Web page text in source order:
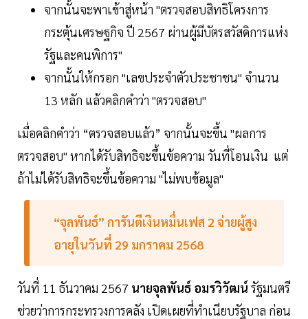
จากนั้นจะพาเข้าสู่หน้า "ตรวจสอบสิทธิโครงการ
กระตุ้นเศรษฐกิจ ปี 2567 ผ่านผู้มีบัตรสวัสดิการแห่ง
รัฐและคนพิการ"
จากนั้นให้กรอก "เลขประจำตัวประชาชน" จำนวน
13 หลัก แล้วคลิกคำว่า "ตรวจสอบ"
เมื่อคลิกคำว่า “ตรวจสอบแล้ว” จากนั้นจะขึ้น "ผลการ
ตรวจสอบ" หากได้รับสิทธิจะขึ้นข้อความ วันที่โอนเงิน แต่
ถ้าไม่ได้รับสิทธิจะขึ้นข้อความ "ไม่พบข้อมูล"
“จุลพันธ์” การันตีเงินหมื่นเฟส 2 จ่ายผู้สูง
อายุในวันที่ 29 มกราคม 2568
วันที่ 11 ธันวาคม 2567 นายจุลพันธ์ อมรวิวัฒน์ รัฐมนตรี
ช่วยว่าการกระทรวงการคลัง เปิดเผยที่ทำเนียบรัฐบาล ก่อน